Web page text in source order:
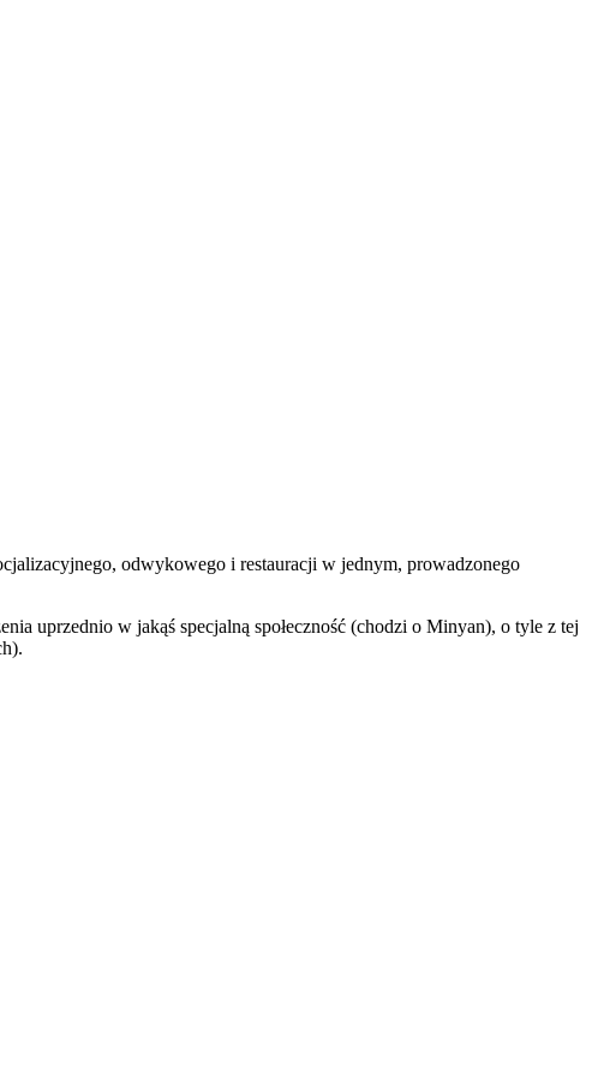
odwykowego i restauracji w jednym, prowadzonego
uprzednio w jakąś specjalną społeczność (chodzi o Minyan), o tyle z tej